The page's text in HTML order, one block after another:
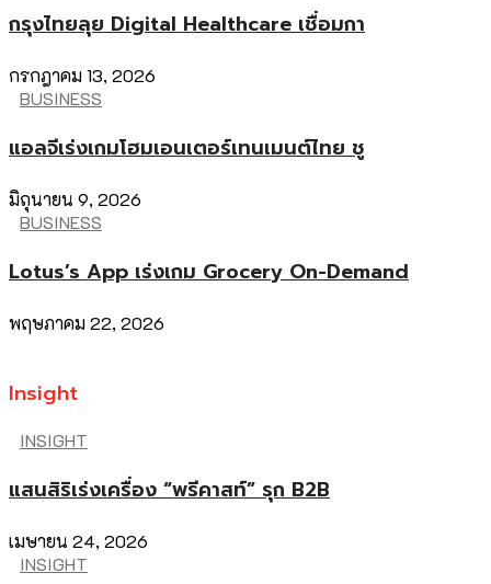
กรุงไทยลุย Digital Healthcare เชื่อมกา
กรกฎาคม 13, 2026
BUSINESS
แอลจีเร่งเกมโฮมเอนเตอร์เทนเมนต์ไทย ชู
มิถุนายน 9, 2026
BUSINESS
Lotus’s App เร่งเกม Grocery On-Demand
พฤษภาคม 22, 2026
Insight
INSIGHT
แสนสิริเร่งเครื่อง “พรีคาสท์” รุก B2B
เมษายน 24, 2026
INSIGHT